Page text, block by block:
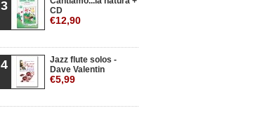
3
CD
€12,90
4
Jazz flute solos -
Dave Valentin
€5,99